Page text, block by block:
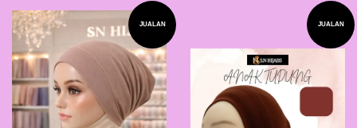
JUALAN JUALAN